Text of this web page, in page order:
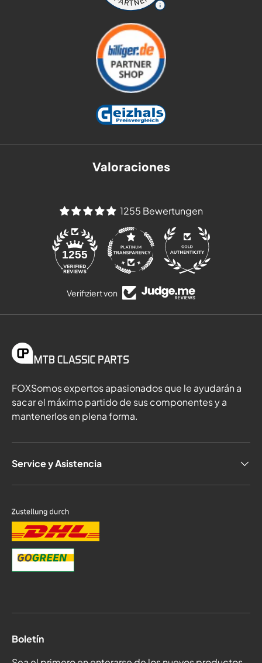
Valoraciones
1255 Bewertungen
1255
Verifiziert von
FOXSomos expertos apasionados que le ayudarán a
sacar el máximo partido de sus componentes y a
mantenerlos en plena forma.
Service y Asistencia
Boletín